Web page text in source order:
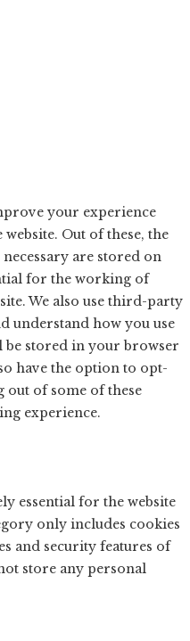
your experience
Out of these, the
are stored on
for the working of
We also use third-party
understand how you use
be stored in your browser
have the option to opt-
out of some of these
experience.
essential for the website
only includes cookies
and security features of
store any personal